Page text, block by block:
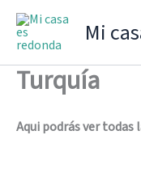
Mi
Turquía
Aqui podrás ver todas